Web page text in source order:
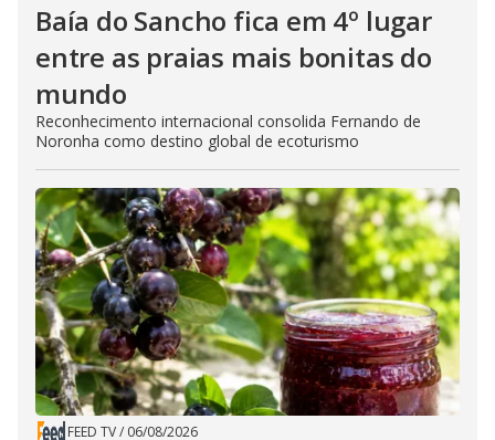
Baía do Sancho fica em 4º lugar
entre as praias mais bonitas do
mundo
Reconhecimento internacional consolida Fernando de
Noronha como destino global de ecoturismo
FEED TV/ 06/08/2026